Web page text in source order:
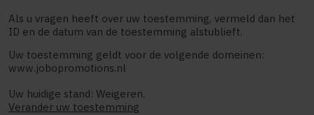
Als u vragen heeft over uw toestemming, vermeld dan het
ID en de datum van de toestemming alstublieft.
Uw toestemming geldt voor de volgende domeinen:
www.jobopromotions.nl
Uw huidige stand: Weigeren.
Verander uw toestemming